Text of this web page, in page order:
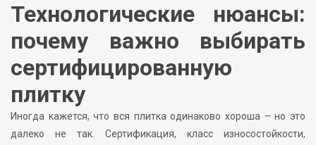
Технологические нюансы:
почему важно выбирать
сертифицированную
плитку
Иногда кажется, что вся плитка одинаково хороша – но это
далеко не так. Сертификация, класс износостойкости,